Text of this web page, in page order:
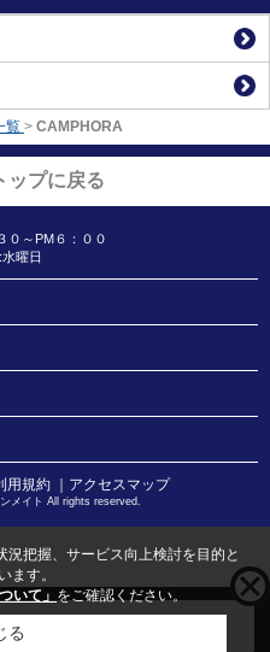
覧 > CAMPHORA
ップに戻る
０～PM６：００
曜日
用規約 ｜アクセスマップ
メイト All rights reserved.
お勧めな物件
把握、サービス向上検討を目的と
ます。
いて」 をご確認ください。
る